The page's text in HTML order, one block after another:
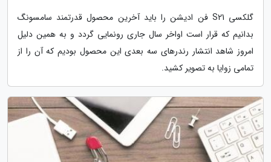
گلکسی S21 فن ادیشن را باید آخرین محصول قدرتمند سامسونگ
بدانیم که قرار است اواخر سال جاری رونمایی گردد و به همین دلیل
امروز شاهد انتشار رندرهای سه بعدی این محصول بودیم که آن را از
تمامی زوایا به تصویر کشید.